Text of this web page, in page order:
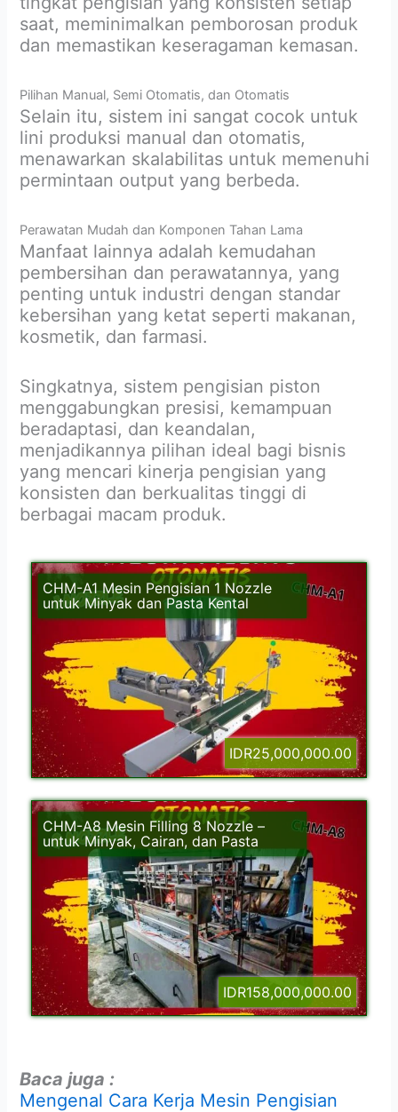
saat, meminimalkan pemborosan produk
dan memastikan keseragaman kemasan.
Pilihan Manual, Semi Otomatis, dan Otomatis
Selain itu, sistem ini sangat cocok untuk
lini produksi manual dan otomatis,
menawarkan skalabilitas untuk memenuhi
permintaan output yang berbeda.
Perawatan Mudah dan Komponen Tahan Lama
Manfaat lainnya adalah kemudahan
pembersihan dan perawatannya, yang
penting untuk industri dengan standar
kebersihan yang ketat seperti makanan,
kosmetik, dan farmasi.
Singkatnya, sistem pengisian piston
menggabungkan presisi, kemampuan
beradaptasi, dan keandalan,
menjadikannya pilihan ideal bagi bisnis
yang mencari kinerja pengisian yang
konsisten dan berkualitas tinggi di
berbagai macam produk.
CHM-A1 Mesin Pengisian 1 Nozzle
untuk Minyak dan Pasta Kental
IDR25,000,000.00
CHM-A8 Mesin Filling 8 Nozzle –
untuk Minyak, Cairan, dan Pasta
IDR158,000,000.00
Baca juga :
Mengenal Cara Kerja Mesin Pengisian